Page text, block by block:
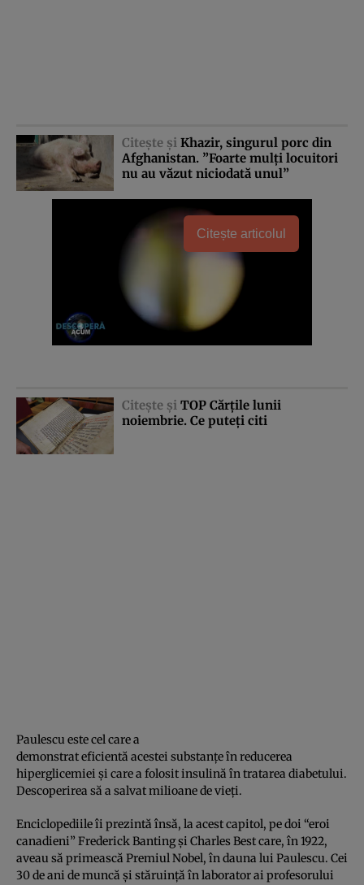
Citeşte şi Khazir, singurul porc din
Afghanistan. ”Foarte mulţi locuitori
nu au văzut niciodată unul”
Citește articolul
Citeşte şi TOP Cărţile lunii
noiembrie. Ce puteţi citi
Paulescu este cel care a
demonstrat eficientă acestei substanțe în reducerea
hiperglicemiei și care a folosit insulină în tratarea diabetului.
Descoperirea să a salvat milioane de vieți.
Enciclopediile îi prezintă însă, la acest capitol, pe doi “eroi
canadieni” Frederick Banting și Charles Best care, în 1922,
aveau să primească Premiul Nobel, în dauna lui Paulescu. Cei
30 de ani de muncă și stăruință în laborator ai profesorului